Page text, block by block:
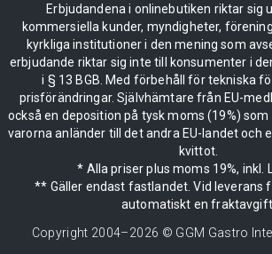
Erbjudandena i onlinebutiken riktar sig
kommersiella kunder, myndigheter,
kyrkliga institutioner i den mening som
erbjudande riktar sig inte till konsumenter i
i § 13 BGB. Med förbehåll för tekniska
prisförändringar. Självhämtare från EU-
också en deposition på tysk moms (19%)
varorna anländer till det andra EU-landet och
kvittot.
* Alla priser plus moms 19%, inkl.
** Gäller endast fastlandet. Vid leverans
automatiskt en fraktavgift.
Copyright 2004–2026 © GGM Gastro